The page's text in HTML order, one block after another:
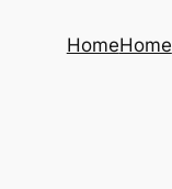
HomeHome